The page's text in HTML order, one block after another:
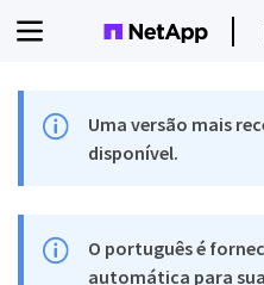
Uma versão mais
disponível.
O português é
automática para